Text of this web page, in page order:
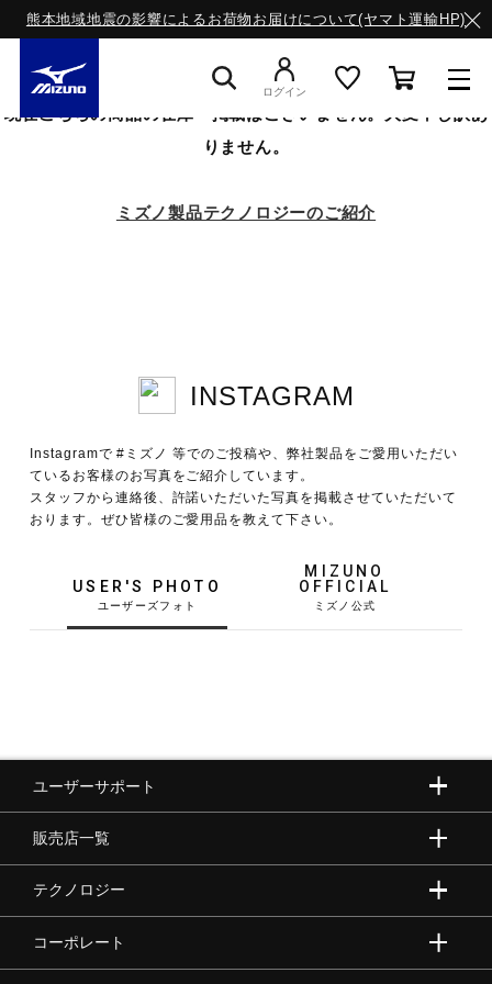
熊本地域地震の影響によるお荷物お届けについて(ヤマト運輸HP)
サッカー／フットサル
トレーニング
ゴルフ
バレーボール
バドミントン
ログイン
現在こちらの商品の在庫・掲載はございません。大変申し訳あ
りません。
ミズノ製品テクノロジーのご紹介
INSTAGRAM
Instagramで #ミズノ 等でのご投稿や、弊社製品をご愛用いただい
ているお客様のお写真をご紹介しています。
スタッフから連絡後、許諾いただいた写真を掲載させていただいて
おります。ぜひ皆様のご愛用品を教えて下さい。
USER'S PHOTO
MIZUNO
OFFICIAL
ユーザーサポート
販売店一覧
テクノロジー
コーポレート